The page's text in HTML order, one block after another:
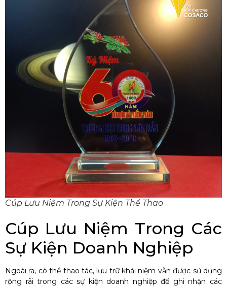
Cúp Lưu Niệm Trong Sự Kiện Thể Thao
Cúp Lưu Niệm Trong Các
Sự Kiện Doanh Nghiệp
Ngoài ra, có thể thao tác, lưu trữ khái niệm vẫn được sử dụng
rộng rãi trong các sự kiện doanh nghiệp để ghi nhận các